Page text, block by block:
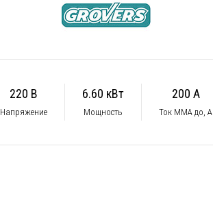
220 В
Напряжение
6.60 кВт
Мощность
200 А
Ток ММА до, А